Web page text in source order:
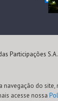
Participações
do
acesse nossa